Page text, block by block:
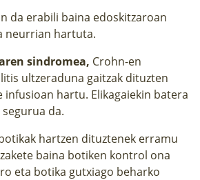
da erabili baina edoskitzaroan
neurrian hartuta.
sindromea, Crohn-en
ultzeraduna gaitzak dituzten
infusioan hartu. Elikagaiekin batera
da.
hartzen dituztenek erramu
baina botiken kontrol ona
eta botika gutxiago beharko